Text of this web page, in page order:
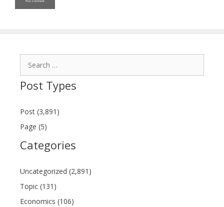
Post Types
Post (3,891)
Page (5)
Categories
Uncategorized (2,891)
Topic (131)
Economics (106)